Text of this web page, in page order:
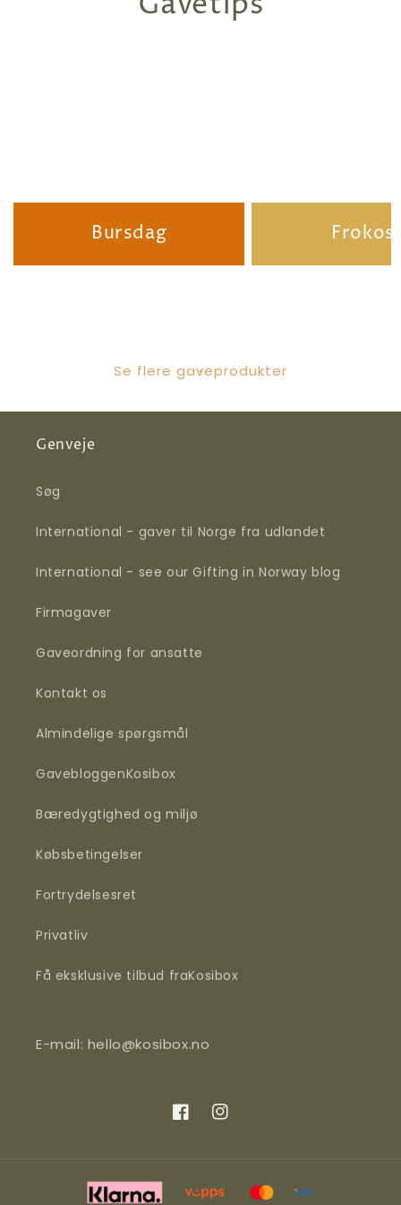
Bursdag
Se flere gaveprodukter
Genveje
Søg
International - gaver til Norge fra udlandet
International - see our Gifting in Norway blog
Firmagaver
Gaveordning for ansatte
Kontakt os
Almindelige spørgsmål
GavebloggenKosibox
Bæredygtighed og miljø
Købsbetingelser
Fortrydelsesret
Privatliv
Få eksklusive tilbud fraKosibox
E-mail: hello@kosibox.no
FacebookInstagram